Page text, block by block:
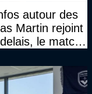
autour des
Martin rejoint
le match